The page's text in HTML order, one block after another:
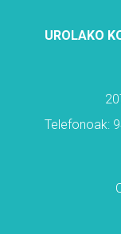
UROLAKO
Telefonoak: